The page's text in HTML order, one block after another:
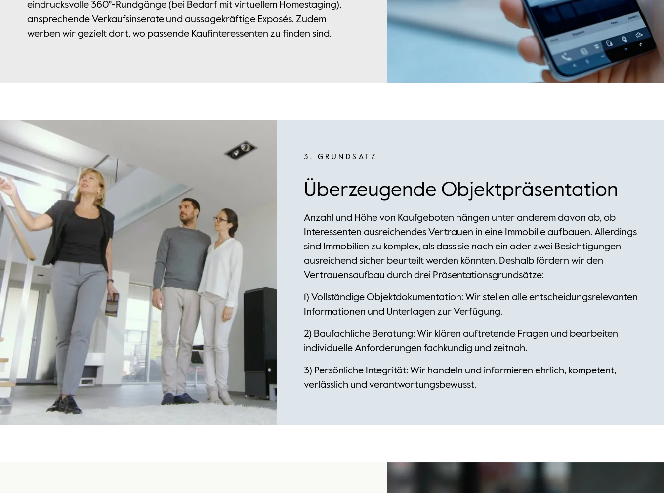
eindrucksvolle 360°-Rundgänge (bei Bedarf mit virtuellem Homestaging),
ansprechende Verkaufsinserate und aussagekräftige Exposés. Zudem
werben wir gezielt dort, wo passende Kaufinteressenten zu finden sind.
3. GRUNDSATZ
Überzeugende Objektpräsentation
Anzahl und Höhe von Kaufgeboten hängen unter anderem davon ab, ob
Interessenten ausreichendes Vertrauen in eine Immobilie aufbauen. Allerdings
sind Immobilien zu komplex, als dass sie nach ein oder zwei Besichtigungen
ausreichend sicher beurteilt werden könnten. Deshalb fördern wir den
Vertrauensaufbau durch drei Präsentationsgrundsätze:
1) Vollständige Objektdokumentation: Wir stellen alle entscheidungsrelevanten
Informationen und Unterlagen zur Verfügung.
2) Baufachliche Beratung: Wir klären auftretende Fragen und bearbeiten
individuelle Anforderungen fachkundig und zeitnah.
3) Persönliche Integrität: Wir handeln und informieren ehrlich, kompetent,
verlässlich und verantwortungsbewusst.